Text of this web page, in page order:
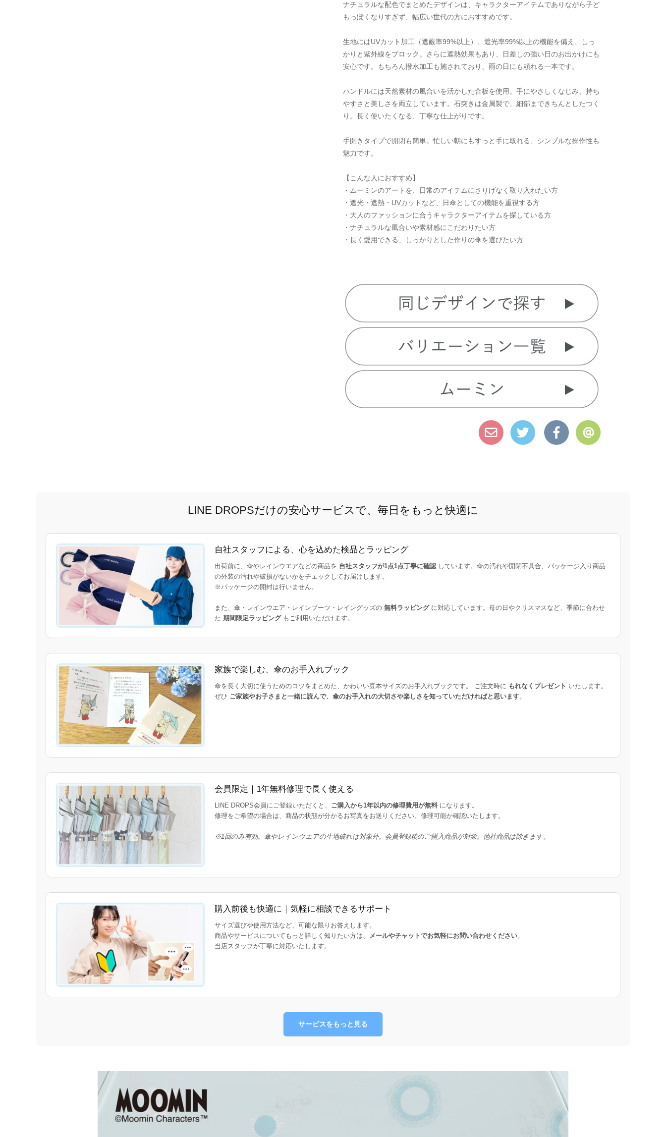
ナチュラルな配色でまとめたデザインは、キャラクターアイテムでありながら子ど
もっぽくなりすぎず、幅広い世代の方におすすめです。
生地にはUVカット加工（遮蔽率99%以上）、遮光率99%以上の機能を備え、しっ
かりと紫外線をブロック。さらに遮熱効果もあり、日差しの強い日のお出かけにも
安心です。もちろん撥水加工も施されており、雨の日にも頼れる一本です。
ハンドルには天然素材の風合いを活かした合板を使用。手にやさしくなじみ、持ち
やすさと美しさを両立しています。石突きは金属製で、細部まできちんとしたつく
り。長く使いたくなる、丁寧な仕上がりです。
手開きタイプで開閉も簡単。忙しい朝にもすっと手に取れる、シンプルな操作性も
魅力です。
【こんな人におすすめ】
・ムーミンのアートを、日常のアイテムにさりげなく取り入れたい方
・遮光・遮熱・UVカットなど、日傘としての機能を重視する方
・大人のファッションに合うキャラクターアイテムを探している方
・ナチュラルな風合いや素材感にこだわりたい方
・長く愛用できる、しっかりとした作りの傘を選びたい方
LINE DROPSだけの安心サービスで、毎日をもっと快適に
自社スタッフによる、心を込めた検品とラッピング
出荷前に、傘やレインウエアなどの商品を 自社スタッフが1点1点丁寧に確認しています。傘の汚れや開閉不具合、パッケージ入り商品
の外装の汚れや破損がないかをチェックしてお届けします。
※パッケージの開封は行いません。
また、傘・レインウエア・レインブーツ・レイングッズの 無料ラッピングに対応しています。母の日やクリスマスなど、季節に合わせ
た 期間限定ラッピングもご利用いただけます。
家族で楽しむ、傘のお手入れブック
傘を長く大切に使うためのコツをまとめた、かわいい豆本サイズのお手入れブックです。 ご注文時に もれなくプレゼント いたします。
ぜひ ご家族やお子さまと一緒に読んで、傘のお手入れの大切さや楽しさを知っていただければと思います。
会員限定｜1年無料修理で長く使える
LINE DROPS会員にご登録いただくと、 ご購入から1年以内の修理費用が無料になります。
修理をご希望の場合は、商品の状態が分かるお写真をお送りください。修理可能か確認いたします。
※1回のみ有効。傘やレインウエアの生地破れは対象外。会員登録後のご購入商品が対象。他社商品は除きます。
購入前後も快適に｜気軽に相談できるサポート
サイズ選びや使用方法など、可能な限りお答えします。
商品やサービスについてもっと詳しく知りたい方は、 メールやチャットでお気軽にお問い合わせください。
当店スタッフが丁寧に対応いたします。
サービスをもっと見る